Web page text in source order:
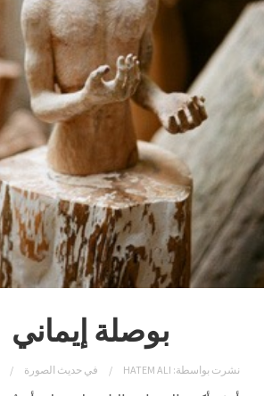
بوصلة إيماني
نشرت بواسطة: HATEM ALI في حديث الصورة